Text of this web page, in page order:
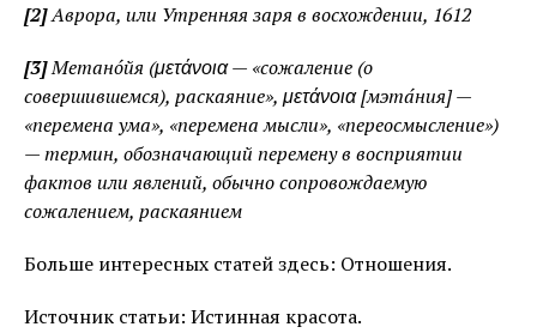
[2]Аврора, или Утренняя заря в восхождении, 1612
[3]Метано́йя (μετάνοια — «сожаление (о
совершившемся), раскаяние», μετάνοια [мэта́ния] —
«перемена ума», «перемена мысли», «переосмысление»)
— термин, обозначающий перемену в восприятии
фактов или явлений, обычно сопровождаемую
сожалением, раскаянием
Больше интересных статей здесь: Отношения.
Источник статьи: Истинная красота.